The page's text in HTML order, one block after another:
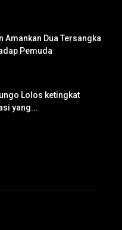
Amankan Dua Tersangka
Pemuda
Lolos ketingkat
yang...